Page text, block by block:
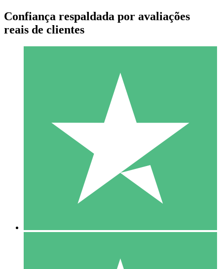
Pacotes de Créditos Individuais
Pague conforme o uso com créditos de download. Sem
1000
10 Downloads
Confiança respaldada por avaliações
reais de clientes